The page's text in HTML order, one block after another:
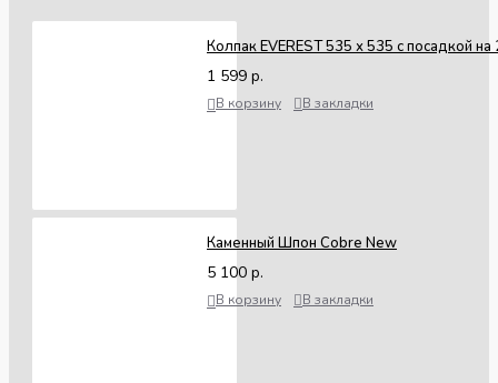
Колпак EVEREST 535 х 535 с посадкой
1 599 р.
В корзину В закладки
Каменный Шпон Cobre New
5 100 р.
В корзину В закладки